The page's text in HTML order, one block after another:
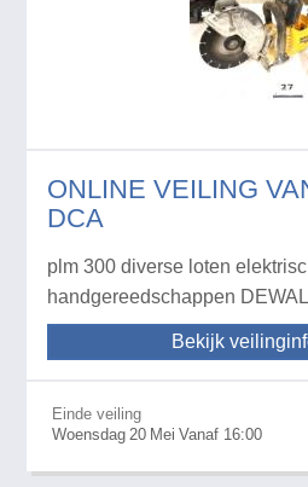
ONLINE VEILING
DCA
plm 300 diverse loten
handgereedschappen
Bekijk
Einde veiling
Woensdag 20 Mei Vanaf 16:00